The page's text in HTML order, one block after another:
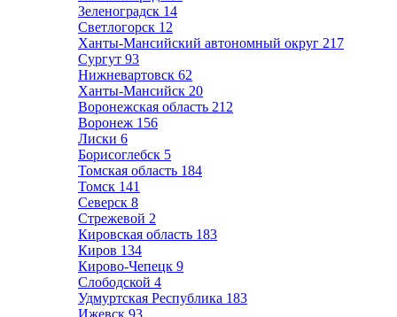
Зеленоградск 14
Светлогорск 12
Ханты-Мансийский автономный округ 217
Сургут 93
Нижневартовск 62
Ханты-Мансийск 20
Воронежская область 212
Воронеж 156
Лиски 6
Борисоглебск 5
Томская область 184
Томск 141
Северск 8
Стрежевой 2
Кировская область 183
Киров 134
Кирово-Чепецк 9
Слободской 4
Удмуртская Республика 183
Ижевск 93